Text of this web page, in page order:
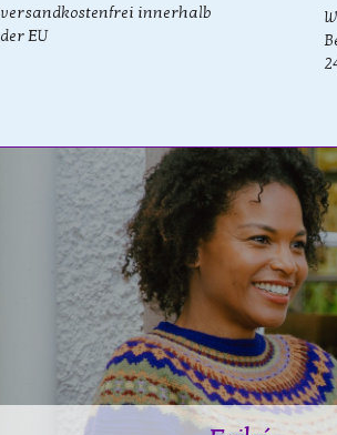
versandkostenfrei innerhalb
der EU